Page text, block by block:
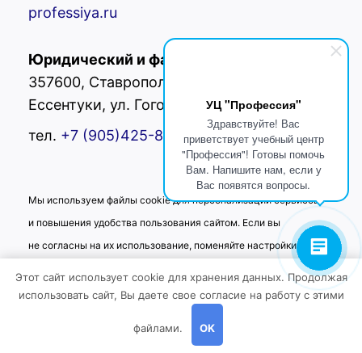
УЦ "Профессия"
Здравствуйте! Вас
приветствует учебный центр
"Профессия"! Готовы помочь
Вам. Напишите нам, если у
Вас появятся вопросы.
professiya.ru
Юридический и фактический адрес:
357600, Ставропольский край, г.
Ессентуки, ул. Гоголя 42
тел. +7 (905)425-80- 02
Мы используем файлы cookie для персонализации сервисов
и повышения удобства пользования сайтом. Если вы
не согласны на их использование, поменяйте настройки
Этот сайт использует cookie для хранения данных. Продолжая
использовать сайт, Вы даете свое согласие на работу с этими
файлами. OK